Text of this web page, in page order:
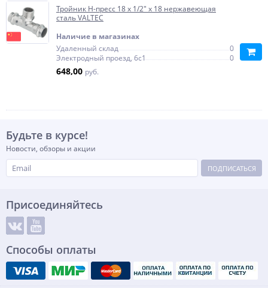
Тройник Н-пресс 18 x 1/2" x 18 нержавеющая
сталь VALTEC
Наличие в магазинах
Удаленный склад
0
Электродный проезд, 6с1
0
648,00 руб.
Будьте в курсе!
Новости, обзоры и акции
ПОДПИСАТЬСЯ
Присоединяйтесь
Способы оплаты